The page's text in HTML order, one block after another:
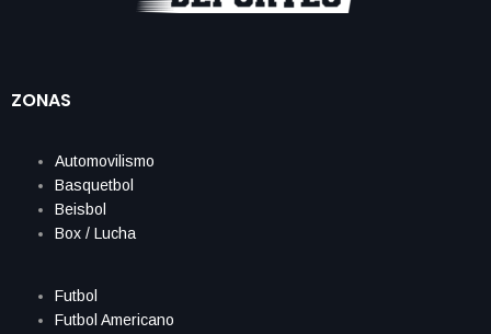
ZONAS
Automovilismo
Basquetbol
Beisbol
Box / Lucha
Futbol
Futbol Americano